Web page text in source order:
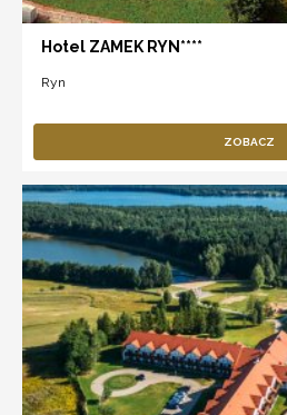
Hotel ZAMEK RYN****
Ryn
ZOBACZ